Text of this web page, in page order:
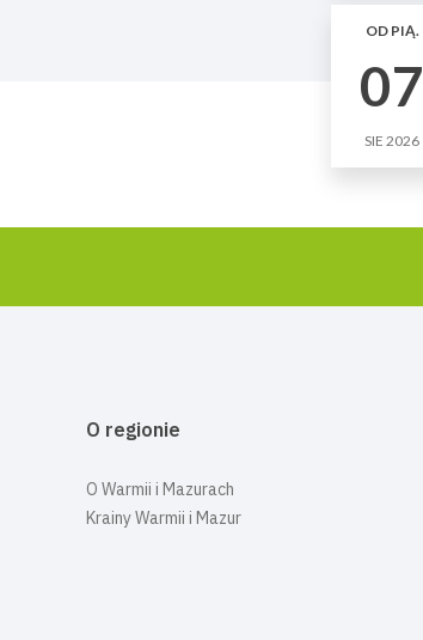
OD PIĄ.
07
SIE 2026
O regionie
O Warmii i Mazurach
Krainy Warmii i Mazur